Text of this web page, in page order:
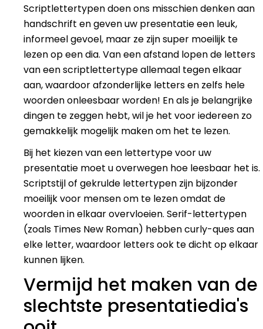
Scriptlettertypen doen ons misschien denken aan
handschrift en geven uw presentatie een leuk,
informeel gevoel, maar ze zijn super moeilijk te
lezen op een dia. Van een afstand lopen de letters
van een scriptlettertype allemaal tegen elkaar
aan, waardoor afzonderlijke letters en zelfs hele
woorden onleesbaar worden! En als je belangrijke
dingen te zeggen hebt, wil je het voor iedereen zo
gemakkelijk mogelijk maken om het te lezen.
Bij het kiezen van een lettertype voor uw
presentatie moet u overwegen hoe leesbaar het is.
Scriptstijl of gekrulde lettertypen zijn bijzonder
moeilijk voor mensen om te lezen omdat de
woorden in elkaar overvloeien. Serif-lettertypen
(zoals Times New Roman) hebben curly-ques aan
elke letter, waardoor letters ook te dicht op elkaar
kunnen lijken.
Vermijd het maken van de
slechtste presentatiedia's